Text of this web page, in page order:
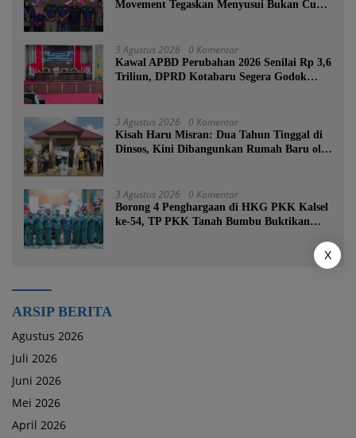
Movement Tegaskan Menyusui Bukan Cuma
3 Agustus 2026 0 Komentar
Kawal APBD Perubahan 2026 Senilai Rp 3,6
Triliun, DPRD Kotabaru Segera Godok
3 Agustus 2026 0 Komentar
Kisah Haru Misran: Dua Tahun Tinggal di
Dinsos, Kini Dibangunkan Rumah Baru oleh
3 Agustus 2026 0 Komentar
Borong 4 Penghargaan di HKG PKK Kalsel
ke-54, TP PKK Tanah Bumbu Buktikan
ARSIP BERITA
Agustus 2026
Juli 2026
Juni 2026
Mei 2026
April 2026
X